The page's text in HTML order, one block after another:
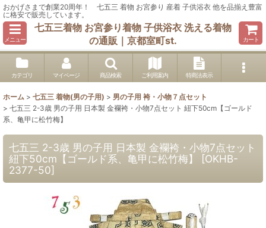
おかげさまで創業20周年！ 七五三 着物 お宮参り 産着 子供浴衣 他を品揃え豊富
に格安で販売しています。
メニュー
七五三着物 お宮参り着物 子供浴衣 洗える着物
の通販｜京都室町st.
カート
カテゴリ マイページ 商品検索 ご利用案内 特商法表示
ホーム > 七五三 着物(男の子用) > 男の子用 袴・小物７点セット
> 七五三 2-3歳 男の子用 日本製 金襴袴・小物7点セット 紐下50cm【ゴールド
系、亀甲に松竹梅】
七五三 2-3歳 男の子用 日本製 金襴袴・小物7点セット
紐下50cm【ゴールド系、亀甲に松竹梅】
[OKHB-
2377-50]